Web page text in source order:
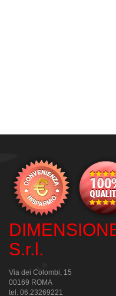
S.r.l.
Via dei Colombi, 15
00169 ROMA
tel. 06.23269221